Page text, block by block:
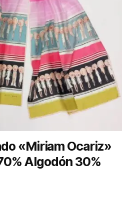
«Miriam Ocariz»
Algodón 30%